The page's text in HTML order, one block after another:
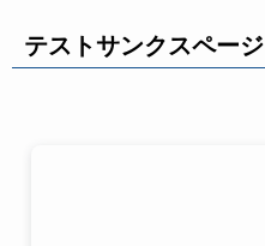
テストサンクスページ